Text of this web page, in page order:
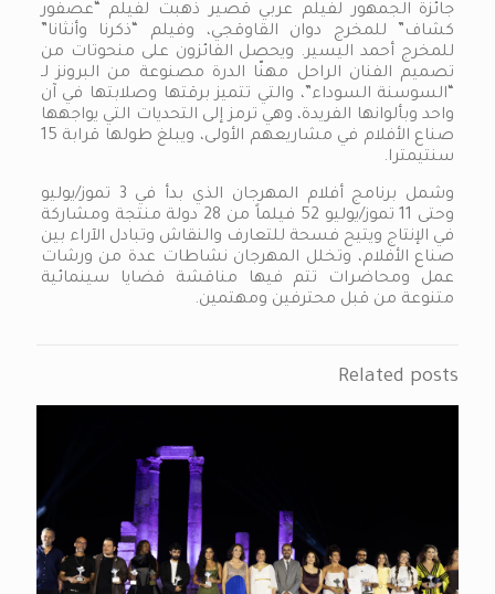
جائزة الجمهور لفيلم عربي قصير ذهبت لفيلم “عصفور
كشاف” للمخرج دوان القاوقجي، وفيلم “ذكرنا وأنثانا”
للمخرج أحمد اليسير. ويحصل الفائزون على منحوتات من
تصميم الفنان الراحل مهنّا الدرة مصنوعة من البرونز لـ
“السوسنة السوداء”، والتي تتميز برقتها وصلابتها في آن
واحد وبألوانها الفريدة، وهي ترمز إلى التحديات التي يواجهها
صناع الأفلام في مشاريعهم الأولى، ويبلغ طولها قرابة 15
سنتيمترا.
وشمل برنامج أفلام المهرجان الذي بدأ في 3 تموز/يوليو
وحتى 11 تموز/يوليو 52 فيلماً من 28 دولة منتجة ومشاركة
في الإنتاج ويتيح فسحة للتعارف والنقاش وتبادل الآراء بين
صناع الأفلام، وتخلل المهرجان نشاطات عدة من ورشات
عمل ومحاضرات تتم فيها مناقشة قضايا سينمائية
متنوعة من قبل محترفين ومهتمين.
Related posts